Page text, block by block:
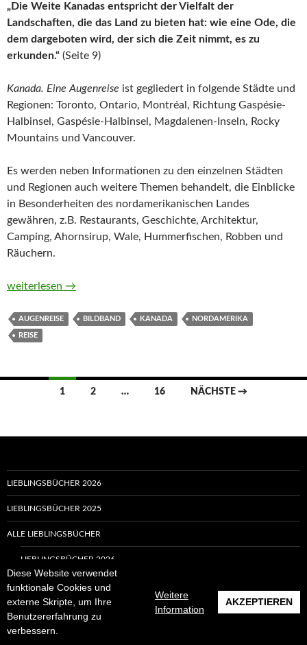
Diese Website verwendet
funktionale Cookies und
externe Skripte, um Ihre
Benutzererfahrung zu
verbessern.
Weitere
Information
AKZEPTIEREN
„Die Weite Kanadas entspricht der Vielfalt der
Landschaften, die das Land zu bieten hat: wie eine Ode, die
dem dargeboten wird, der sich die Zeit nimmt, es zu
erkunden.“ (Seite 9)
Kanada. Eine Augenreise ist gegliedert in folgende Städte und
Regionen: Toronto, Ontario, Montréal, Richtung Gaspésie-
Halbinsel, Gaspésie-Halbinsel, Magdalenen-Inseln, Rocky
Mountains und Vancouver.
Es werden neben Informationen zu den einzelnen Städten
und Regionen auch weitere Themen behandelt, die Einblicke
in Besonderheiten des nordamerikanischen Landes
gewähren, z.B. Restaurants, Geschichte, Architektur,
Camping, Ahornsirup, Wale, Hummerfischen, Robben und
Räuchern.
Kanada. Eine Augenreise von Maud Simon
weiterlesen →
AUGENREISE BILDBAND KANADA NORDAMERIKA
REISE
Beitragsnavigation
1 2 … 16 NÄCHSTE →
LIEBLINGSBÜCHER 2026
LIEBLINGSBÜCHER 2025
ALLE LIEBLINGSBÜCHER
LIEBLINGSBÜCHER 2026
LIEBLINGSBÜCHER 2025
LIEBLINGSBÜCHER 2024
LIEBLINGSBÜCHER 2023